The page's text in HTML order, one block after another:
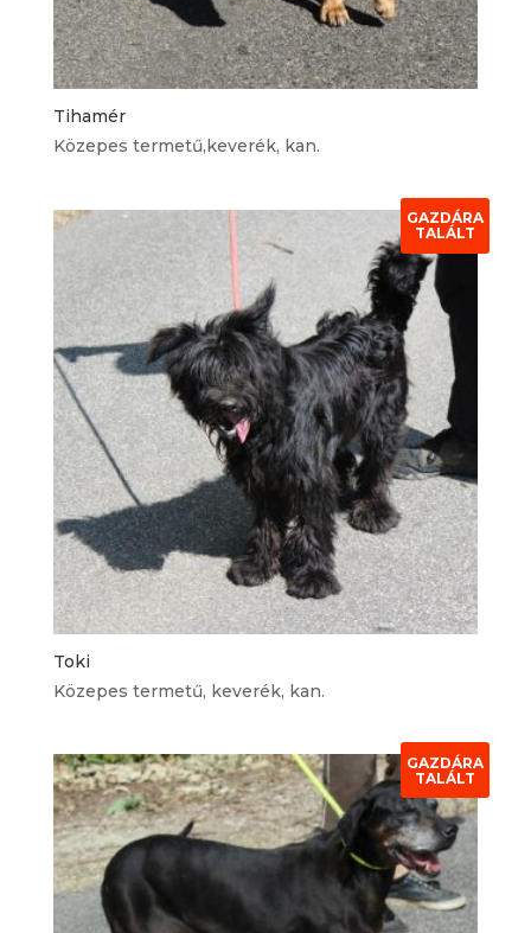
Tihamér
Közepes termetű,keverék, kan.
GAZDÁRA
TALÁLT
Toki
Közepes termetű, keverék, kan.
GAZDÁRA
TALÁLT